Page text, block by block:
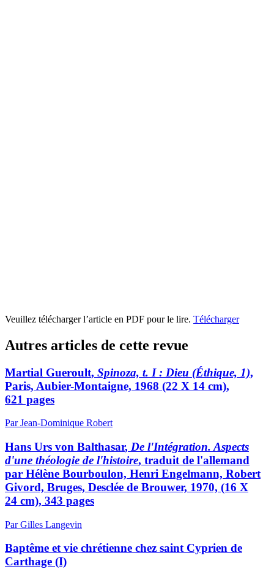
Veuillez télécharger l’article en PDF pour le lire. Télécharger
Autres articles de cette revue
Martial Gueroult, Spinoza, t. I : Dieu (Éthique, 1),
Paris, Aubier-Montaigne, 1968 (22 X 14 cm),
621 pages
Par Jean-Dominique Robert
Hans Urs von Balthasar, De l'Intégration. Aspects
d'une théologie de l'histoire, traduit de l'allemand
par Hélène Bourboulon, Henri Engelmann, Robert
Givord, Bruges, Desclée de Brouwer, 1970, (16 X
24 cm), 343 pages
Par Gilles Langevin
Baptême et vie chrétienne chez saint Cyprien de
Carthage (I)